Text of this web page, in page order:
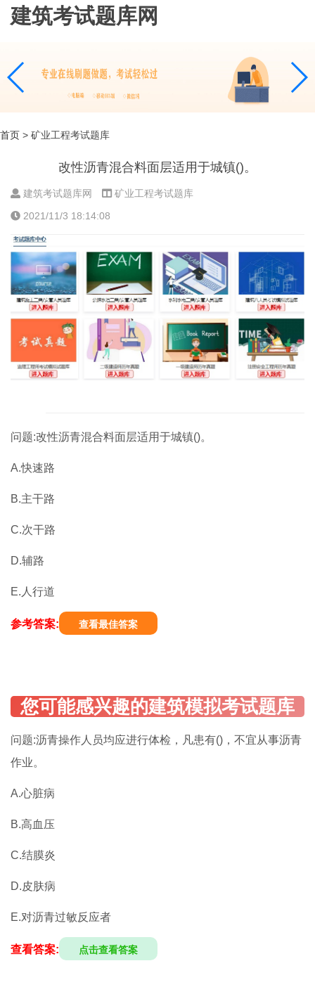
建筑考试题库网
首页 > 矿业工程考试题库
改性沥青混合料面层适用于城镇()。
建筑考试题库网
矿业工程考试题库
2021/11/3 18:14:08
问题:改性沥青混合料面层适用于城镇()。
A.快速路
B.主干路
C.次干路
D.辅路
E.人行道
参考答案: 查看最佳答案
问题:沥青操作人员均应进行体检，凡患有()，不宜从事沥青
作业。
A.心脏病
B.高血压
C.结膜炎
D.皮肤病
E.对沥青过敏反应者
查看答案: 点击查看答案